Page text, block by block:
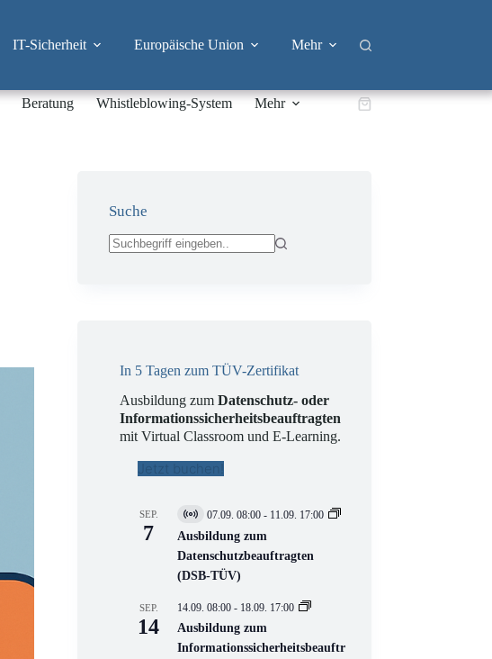
IT-Sicherheit Europäische Union Mehr
Beratung Whistleblowing-System Mehr Warenkorb
Suche
In 5 Tagen zum TÜV-Zertifikat
Ausbildung zumDatenschutz- oder
Informationssicherheitsbeauftragten
mit Virtual Classroom und E-Learning.
Jetzt buchen!
SEP.
7
V
i
t
u
l
V
e
07.09. 08:00 - 11.09. 17:00
Ausbildung zum
Datenschutzbeauftragten
(DSB-TÜV)
SEP.
14
14.09. 08:00 - 18.09. 17:00
Ausbildung zum
Informationssicherheitsbeauftr